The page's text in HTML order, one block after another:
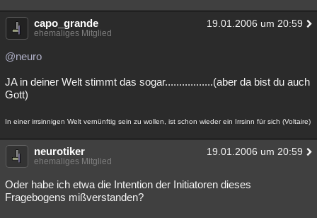
Philosophie Träume Literatur
Musik Clash Verbesserungen Allmystery English
Übersichten
Besucht Teilgenommen Alle Neue Geschlossen
Lesenswert Schlüsselwörter
capo_grande 19.01.2006 um 20:59
ehemaliges Mitglied
@neuro
JA in deiner Welt stimmt das sogar.................(aber da bist du auch
Gott)
In einer irrsinnigen Welt vernünftig sein zu wollen, ist schon wieder ein Irrsinn für sich (Voltaire)
neurotiker 19.01.2006 um 20:59
ehemaliges Mitglied
Oder habe ich etwa die Intention der Initiatoren dieses
Fragebogens mißverstanden?